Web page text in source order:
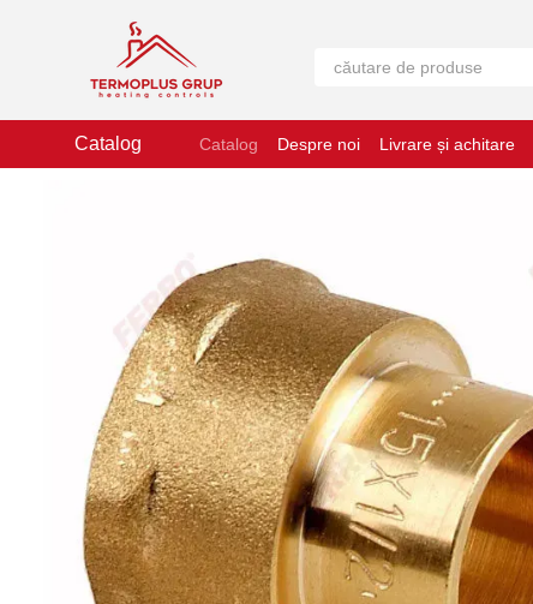
Mergi la conținutul principal
Catalog Catalog Despre noi Livrare și achitare